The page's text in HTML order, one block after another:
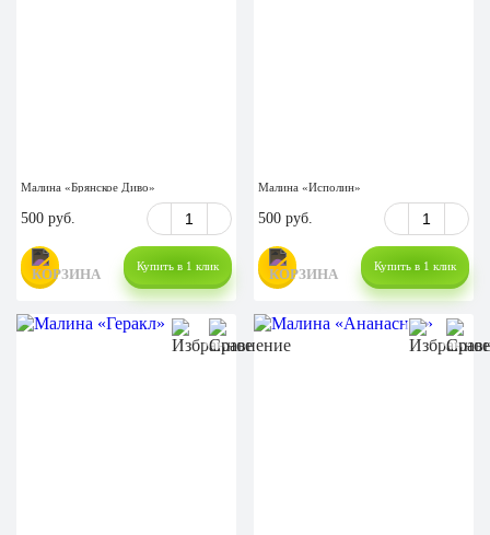
Малина «Брянское Диво»
500 руб.
Купить в 1 клик
Малина «Исполин»
500 руб.
Купить в 1 клик